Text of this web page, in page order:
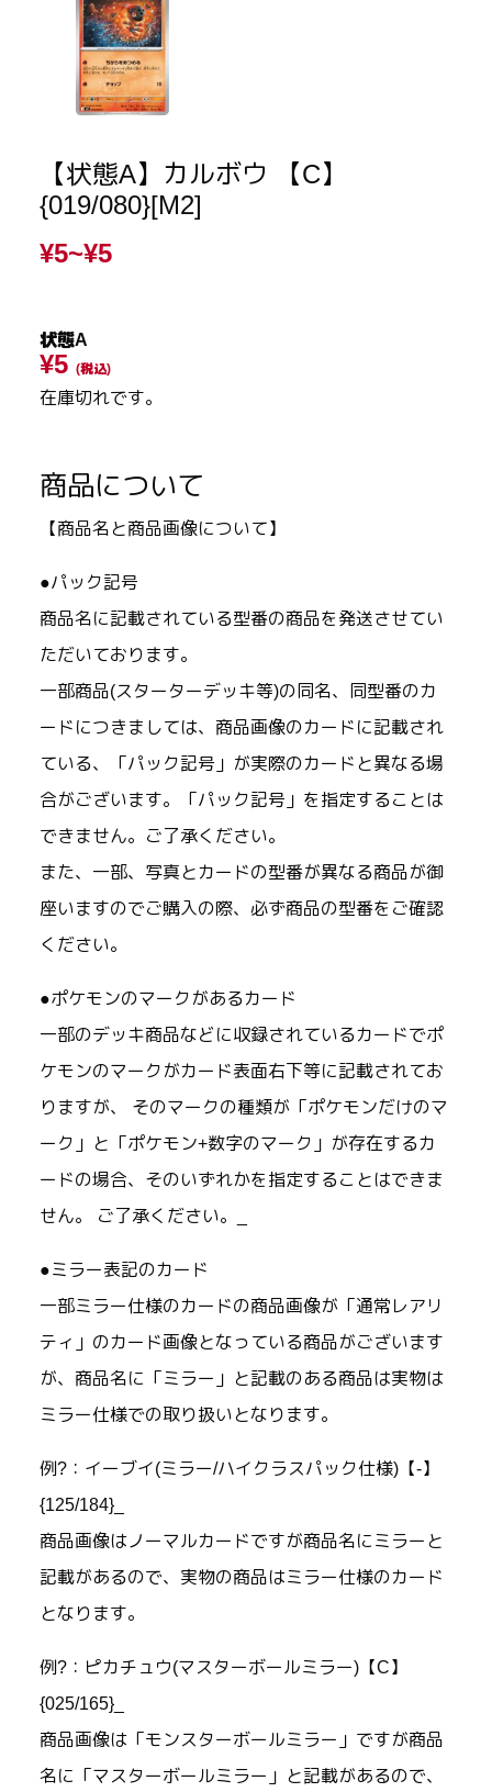
【状態A】カルボウ 【C】
{019/080}[M2]
¥5~¥5
状態A
¥5 (税込)
在庫切れです。
商品について
【商品名と商品画像について】
●パック記号
商品名に記載されている型番の商品を発送させてい
ただいております。
一部商品(スターターデッキ等)の同名、同型番のカ
ードにつきましては、商品画像のカードに記載され
ている、「パック記号」が実際のカードと異なる場
合がございます。「パック記号」を指定することは
できません。ご了承ください。
また、一部、写真とカードの型番が異なる商品が御
座いますのでご購入の際、必ず商品の型番をご確認
ください。
●ポケモンのマークがあるカード
一部のデッキ商品などに収録されているカードでポ
ケモンのマークがカード表面右下等に記載されてお
りますが、 そのマークの種類が「ポケモンだけのマ
ーク」と「ポケモン+数字のマーク」が存在するカ
ードの場合、そのいずれかを指定することはできま
せん。 ご了承ください。_
●ミラー表記のカード
一部ミラー仕様のカードの商品画像が「通常レアリ
ティ」のカード画像となっている商品がございます
が、商品名に「ミラー」と記載のある商品は実物は
ミラー仕様での取り扱いとなります。
例?：イーブイ(ミラー/ハイクラスパック仕様)【-】
{125/184}_
商品画像はノーマルカードですが商品名にミラーと
記載があるので、実物の商品はミラー仕様のカード
となります。
例?：ピカチュウ(マスターボールミラー)【C】
{025/165}_
商品画像は「モンスターボールミラー」ですが商品
名に「マスターボールミラー」と記載があるので、